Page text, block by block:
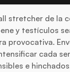
stretcher de la
y testículos
provocativa.
cada
e